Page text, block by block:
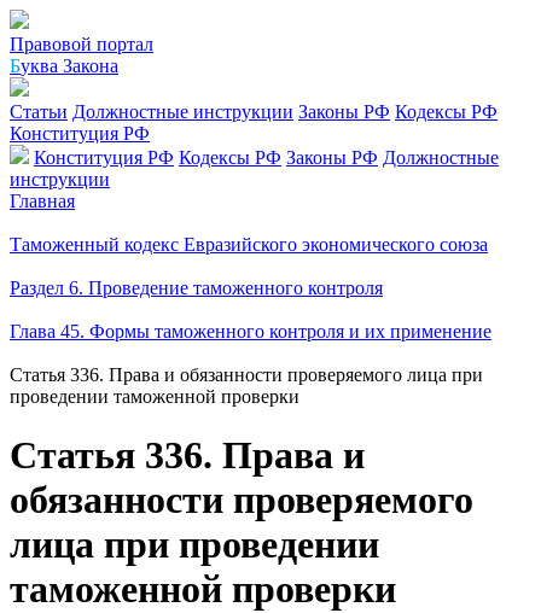
Правовой портал
Буква Закона
Статьи Должностные инструкции Законы РФ Кодексы РФ
Конституция РФ
Конституция РФ Кодексы РФ Законы РФ Должностные
инструкции
Главная
Таможенный кодекс Евразийского экономического союза
Раздел 6. Проведение таможенного контроля
Глава 45. Формы таможенного контроля и их применение
Статья 336. Права и обязанности проверяемого лица при
проведении таможенной проверки
Статья 336. Права и
обязанности проверяемого
лица при проведении
таможенной проверки